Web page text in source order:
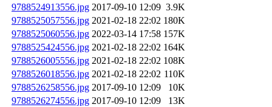
9788524913556.jpg 2017-09-10 12:09 3.9K
9788525057556.jpg 2021-02-18 22:02 180K
9788525060556.jpg 2022-03-14 17:58 157K
9788525424556.jpg 2021-02-18 22:02 164K
9788526005556.jpg 2021-02-18 22:02 108K
9788526018556.jpg 2021-02-18 22:02 110K
9788526258556.jpg 2017-09-10 12:09
10K
9788526274556.jpg 2017-09-10 12:09
13K